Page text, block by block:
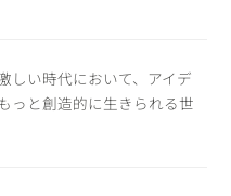
しい時代において、アイデ
っと創造的に生きられる世